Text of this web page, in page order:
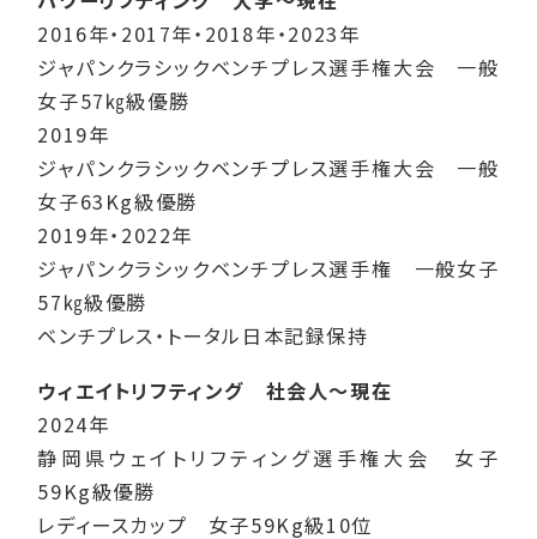
2016年・2017年・2018年・2023年
ジャパンクラシックベンチプレス選手権大会 一般
女子57㎏級優勝
2019年
ジャパンクラシックベンチプレス選手権大会 一般
女子63Kg級優勝
2019年・2022年
ジャパンクラシックベンチプレス選手権 一般女子
57㎏級優勝
ベンチプレス・トータル日本記録保持
ウィエイトリフティング 社会人～現在
2024年
静岡県ウェイトリフティング選手権大会 女子
59Kg級優勝
レディースカップ 女子59Kg級10位